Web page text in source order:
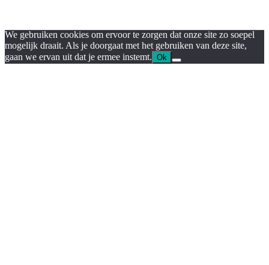
We gebruiken cookies om ervoor te zorgen dat onze site zo soepel
mogelijk draait. Als je doorgaat met het gebruiken van deze site,
gaan we ervan uit dat je ermee instemt. Ok